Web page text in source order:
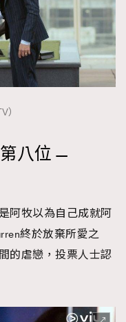
）
八位 —
阿牧以為自己成就阿
終於放棄所愛之
的虐戀，投票人士認